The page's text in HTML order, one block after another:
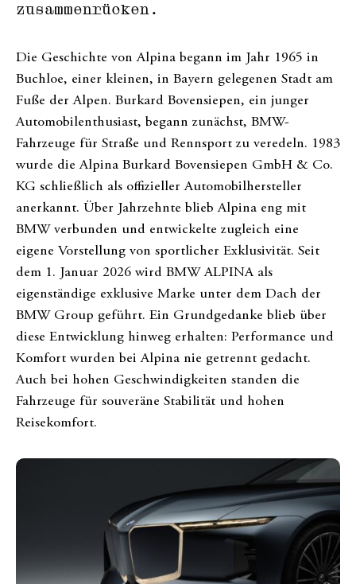
zusammenrücken.
Die Geschichte von Alpina begann im Jahr 1965 in
Buchloe, einer kleinen, in Bayern gelegenen Stadt am
Fuße der Alpen. Burkard Bovensiepen, ein junger
Automobilenthusiast, begann zunächst, BMW-
Fahrzeuge für Straße und Rennsport zu veredeln. 1983
wurde die Alpina Burkard Bovensiepen GmbH & Co.
KG schließlich als offizieller Automobilhersteller
anerkannt. Über Jahrzehnte blieb Alpina eng mit
BMW verbunden und entwickelte zugleich eine
eigene Vorstellung von sportlicher Exklusivität. Seit
dem 1. Januar 2026 wird BMW ALPINA als
eigenständige exklusive Marke unter dem Dach der
BMW Group geführt. Ein Grundgedanke blieb über
diese Entwicklung hinweg erhalten: Performance und
Komfort wurden bei Alpina nie getrennt gedacht.
Auch bei hohen Geschwindigkeiten standen die
Fahrzeuge für souveräne Stabilität und hohen
Reisekomfort.